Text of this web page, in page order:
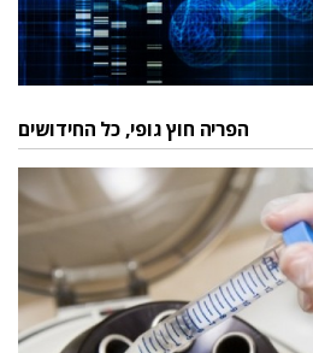
הפריה חוץ גופי, כל החידושים